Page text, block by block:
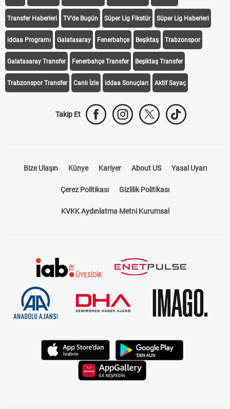
iddaa Canlı Skor Puan Durumu Canlı Anlatım At Yarışı
Transfer Haberleri TV'de Bugün Süper Lig Fikstür Süper Lig Haberleri
iddaa Programı Galatasaray Fenerbahçe Beşiktaş Trabzonspor
Galatasaray Transfer Fenerbahçe Transfer Beşiktaş Transfer
Trabzonspor Transfer Canlı İzle iddaa Sonuçları Aktif Sayaç